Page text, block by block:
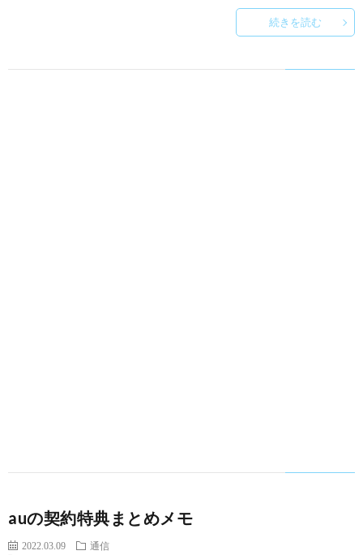
続きを読む
auの契約特典まとめメモ
2022.03.09
通信